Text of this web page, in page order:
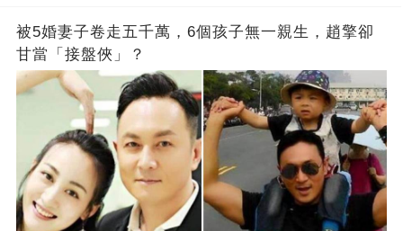
被5婚妻子卷走五千萬，6個孩子無一親生，趙擎卻
甘當「接盤俠」？